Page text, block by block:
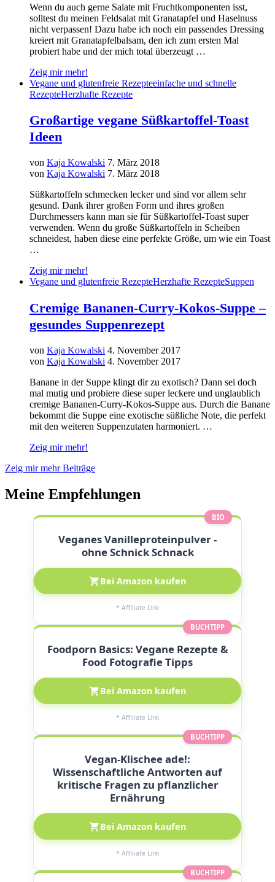
Wenn du auch gerne Salate mit Fruchtkomponenten isst,
solltest du meinen Feldsalat mit Granatapfel und Haselnuss
nicht verpassen! Dazu habe ich noch ein passendes Dressing
kreiert mit Granatapfelbalsam, den ich zum ersten Mal
probiert habe und der mich total überzeugt …
Zeig mir mehr!
Vegane und glutenfreie Rezepteeinfache und schnelle
RezepteHerzhafte Rezepte
Großartige vegane Süßkartoffel-Toast
Ideen
von Kaja Kowalski 7. März 2018
von Kaja Kowalski 7. März 2018
Süßkartoffeln schmecken lecker und sind vor allem sehr
gesund. Dank ihrer großen Form und ihres großen
Durchmessers kann man sie für Süßkartoffel-Toast super
verwenden. Wenn du große Süßkartoffeln in Scheiben
schneidest, haben diese eine perfekte Größe, um wie ein Toast
…
Zeig mir mehr!
Vegane und glutenfreie RezepteHerzhafte RezepteSuppen
Cremige Bananen-Curry-Kokos-Suppe –
gesundes Suppenrezept
von Kaja Kowalski 4. November 2017
von Kaja Kowalski 4. November 2017
Banane in der Suppe klingt dir zu exotisch? Dann sei doch
mal mutig und probiere diese super leckere und unglaublich
cremige Bananen-Curry-Kokos-Suppe aus. Durch die Banane
bekommt die Suppe eine exotische süßliche Note, die perfekt
mit den weiteren Suppenzutaten harmoniert. …
Zeig mir mehr!
Zeig mir mehr Beiträge
Meine Empfehlungen
BIO
Veganes Vanilleproteinpulver -
ohne Schnick Schnack
Bei Amazon kaufen
* Affiliate Link
BUCHTIPP
Foodporn Basics: Vegane Rezepte &
Food Fotografie Tipps
Bei Amazon kaufen
* Affiliate Link
BUCHTIPP
Vegan-Klischee ade!:
Wissenschaftliche Antworten auf
kritische Fragen zu pflanzlicher
Ernährung
Bei Amazon kaufen
* Affiliate Link
BUCHTIPP